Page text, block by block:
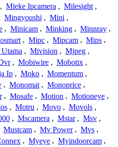
, Mieke Ipcamera , Milesight ,
Mingyoushi , Mini ,
, Minicam , Minking , Minnray ,
, Mipc , Mipcam , Mips ,
, Mivision , Mjpeg ,
, Mobiwire , Mobotix ,
Ip , Moko , Momentum ,
, Monomat , Monoprice ,
, Mosafe , Motion , Motioneye ,
, Motru , Movo , Movols ,
, Mscamera , Mstar , Msv ,
Mustcam , Mv Power , Mvs ,
, Myeye , Myindoorcam ,